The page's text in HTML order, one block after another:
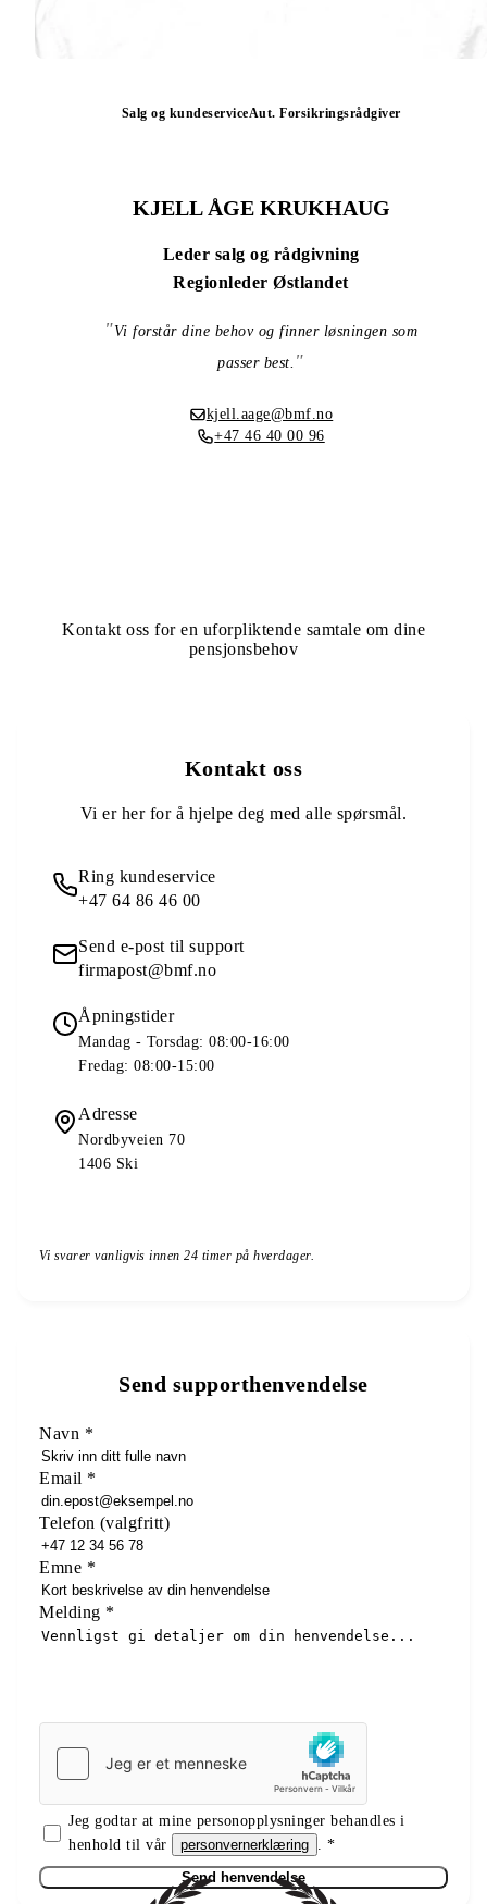
Salg og kundeserviceAut. Forsikringsrådgiver
KJELL ÅGE KRUKHAUG
Leder salg og rådgivning
Regionleder Østlandet
Vi forstår dine behov og finner løsningen som
passer best.
kjell.aage@bmf.no
+47 46 40 00 96
Kontakt oss for en uforpliktende samtale om dine
pensjonsbehov
Kontakt oss
Vi er her for å hjelpe deg med alle spørsmål.
Ring kundeservice
+47 64 86 46 00
Send e-post til support
firmapost@bmf.no
Åpningstider
Mandag - Torsdag: 08:00-16:00
Fredag: 08:00-15:00
Adresse
Nordbyveien 70
1406 Ski
Vi svarer vanligvis innen 24 timer på hverdager.
Send supporthenvendelse
Navn *
Email *
Telefon (valgfritt)
Emne *
Melding *
Jeg godtar at mine personopplysninger behandles i
henhold til vår
personvernerklæring . *
Send henvendelse